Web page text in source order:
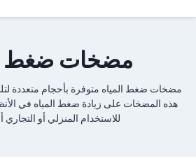
مضخات ضغط
مضخات ضغط المياه متوفرة بأحجام متعددة
هذه المضخات على زيادة ضغط المياه في
للاستخدام المنزلي أو التجاري